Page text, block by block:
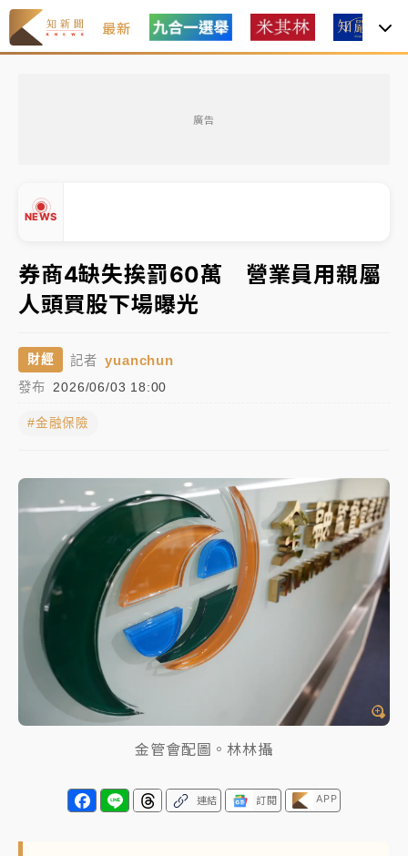
最新
廣告
NEWS
中颱白海豚環流掠北海！今明防劇烈降雨 東部高溫飆
38度
周末精選｜ 慈濟遭詐10億完整始末曝！律師掮客大玩兩
面手法 郭台銘、蔡英文成關鍵
周末精選｜ 跨境網購族注意！EZ Way若改由政府委
父親節玩樂園！六福村今明2天「爸爸免費」 遠雄海洋
買1送1
白海豚逼近！新北高灘地停車場下午4時強制拖吊 中午
開放水門周邊紅黃線停車
中颱白海豚環流掠北海！今明防劇烈降雨 東部高溫飆
38度
周末精選｜
慈濟遭詐10億完整始末曝！律師掮客大玩兩
面手法 郭台銘、蔡英文成關鍵
本周爆款短影音｜ 柯文哲帶電子手鐶拄拐杖現身／周玉
蔻蔡玉真開撕爆料
周末精選｜ 跨境網購族注意！EZ Way若改由政府委
任 預算難關如何解？
券商4缺失挨罰60萬 營業員用親屬
人頭買股下場曝光
財經 記者 yuanchun
發布 2026/06/03 18:00
#金融保險
金管會配圖。林林攝
連結 訂閱 APP